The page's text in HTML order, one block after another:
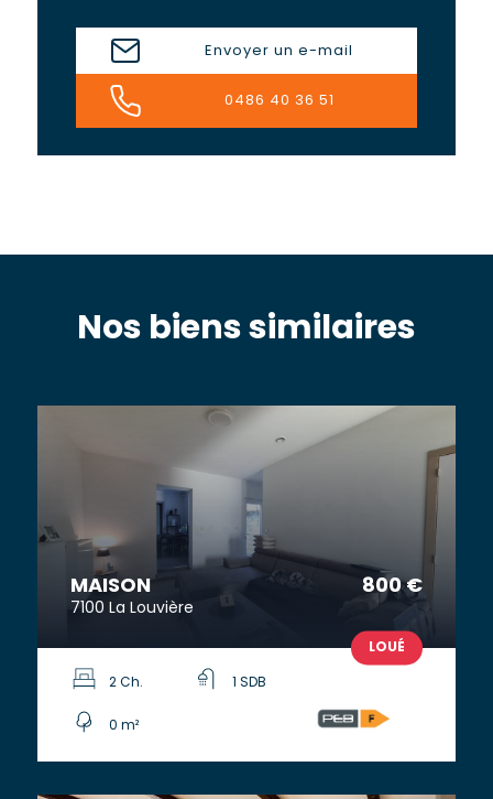
Envoyer un e-mail
0486 40 36 51
Nos biens similaires
MAISON 800 €
7100 La Louvière
LOUÉ
2 Ch. 1 SDB
0 m²